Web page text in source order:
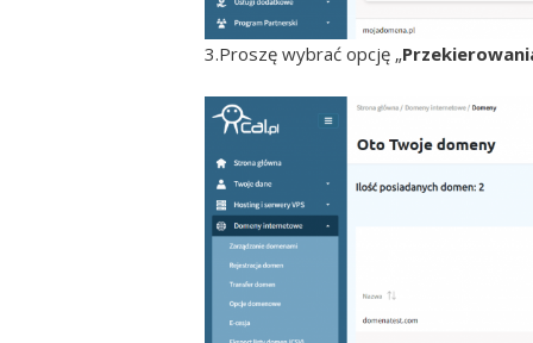
3.Proszę wybrać opcję „